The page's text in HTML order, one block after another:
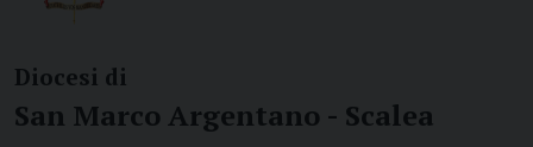
Diocesi di
San Marco Argentano - Scalea